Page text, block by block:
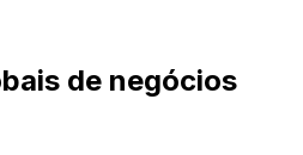
de negócios